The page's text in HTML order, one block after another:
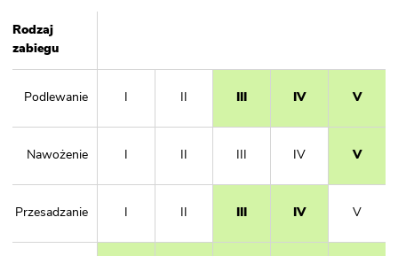
Rodzaj
zabiegu
Podlewanie IV V
Nawożenie IV V
Przesadzanie IV V